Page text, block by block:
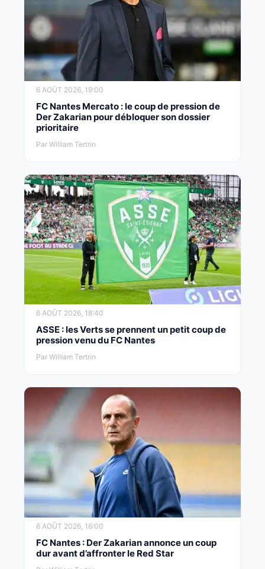
6 AOÛT 2026, 19:00
FC Nantes Mercato : le coup de pression de
Der Zakarian pour débloquer son dossier
prioritaire
Par William Tertrin
6 AOÛT 2026, 18:40
ASSE : les Verts se prennent un petit coup de
pression venu du FC Nantes
Par William Tertrin
6 AOÛT 2026, 16:00
FC Nantes : Der Zakarian annonce un coup
dur avant d’affronter le Red Star